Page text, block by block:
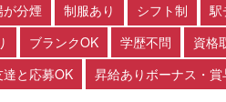
分煙 制服あり シフト制
駅
ブランクOK 学歴不問
資格
達と応募OK 昇給ありボーナス・